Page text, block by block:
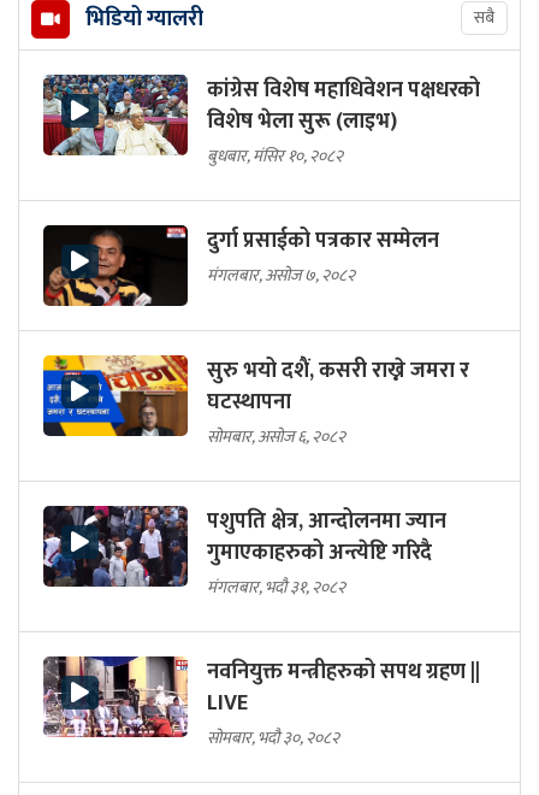
भिडियो ग्यालरी सबै
कांग्रेस विशेष महाधिवेशन पक्षधरको
विशेष भेला सुरू (लाइभ)
बुधबार, मंसिर १०, २०८२
दुर्गा प्रसाईको पत्रकार सम्मेलन
मंगलबार, असोज ७, २०८२
सुरु भयो दशैं, कसरी राख्ने जमरा र
घटस्थापना
सोमबार, असोज ६, २०८२
पशुपति क्षेत्र, आन्दोलनमा ज्यान
गुमाएकाहरुको अन्त्येष्टि गरिदै
मंगलबार, भदौ ३१, २०८२
नवनियुक्त मन्त्रीहरुको सपथ ग्रहण ||
LIVE
सोमबार, भदौ ३०, २०८२